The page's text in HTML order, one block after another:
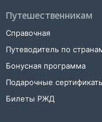
Путешественникам
Справочная
Путеводитель по
Бонусная программа
Подарочные
Билеты РЖД